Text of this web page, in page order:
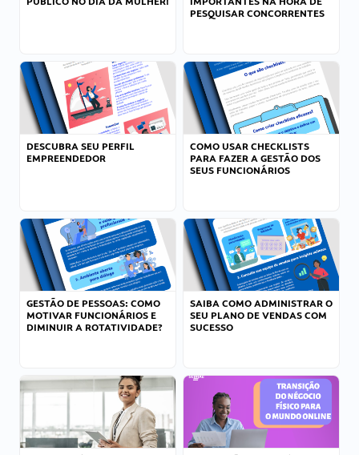
PESQUISAR CONCORRENTES
DESCUBRA SEU PERFIL
EMPREENDEDOR
COMO USAR CHECKLISTS
PARA FAZER A GESTÃO DOS
SEUS FUNCIONÁRIOS
GESTÃO DE PESSOAS: COMO
MOTIVAR FUNCIONÁRIOS E
DIMINUIR A ROTATIVIDADE?
SAIBA COMO ADMINISTRAR O
SEU PLANO DE VENDAS COM
SUCESSO